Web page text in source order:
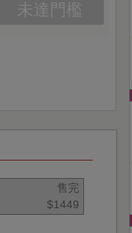
未達門檻
售完
$1449